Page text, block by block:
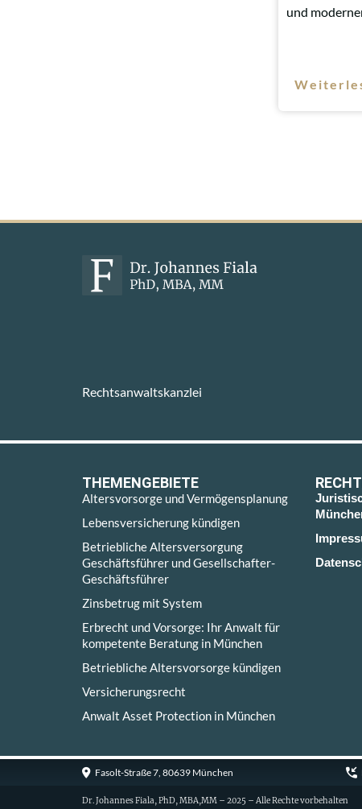
und
Rechtsanwaltskanzlei
THEMENGEBIETE
Altersvorsorge und Vermögensplanung
Lebensversicherung kündigen
Betriebliche Altersversorgung
Geschäftsführer und Gesellschafter-
Geschäftsführer
Zinsbetrug mit System
Erbrecht und Vorsorge: Ihr Anwalt für
kompetente Beratung in München
Betriebliche Altersvorsorge kündigen
Versicherungsrecht
Anwalt Asset Protection in München
Fasolt-Straße 7, 80639 München
Dr. Johannes Fiala, PhD, MBA,MM – 2025 – Alle Rechte vorbehalten